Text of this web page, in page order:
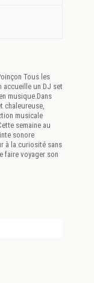
Tous les
accueille un DJ set
musique.Dans
chaleureuse,
musicale
semaine au
sonore
à la curiosité sans
faire voyager son